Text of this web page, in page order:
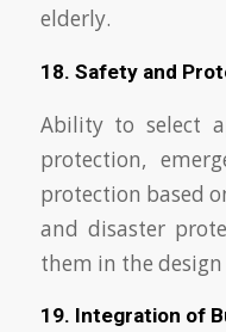
elderly.
18. Safety and
Ability to select
protection,
protection based
and disaster
them in the design
19. Integration of